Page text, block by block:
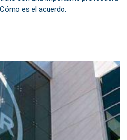
es el acuerdo.